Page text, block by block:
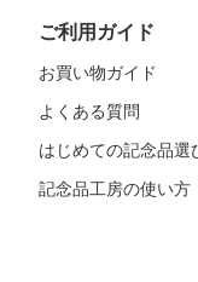
ご利用ガイド
お買い物ガイド
よくある質問
はじめての記念品選
記念品工房の使い方